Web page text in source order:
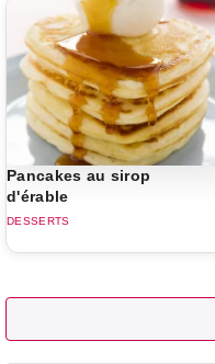
Pancakes au sirop
d'érable
DESSERTS